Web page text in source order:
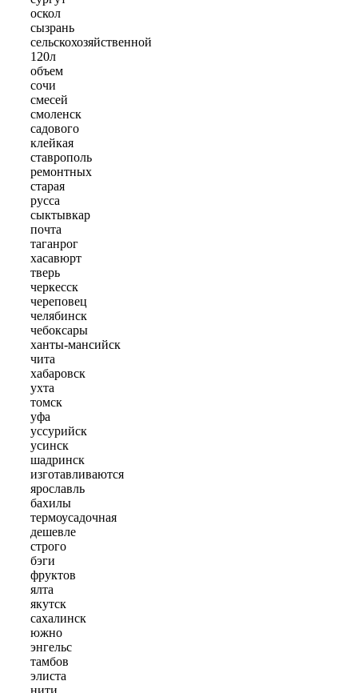
оскол
сызрань
сельскохозяйственной
120л
объем
сочи
смесей
смоленск
садового
клейкая
ставрополь
ремонтных
старая
русса
сыктывкар
почта
таганрог
хасавюрт
тверь
черкесск
череповец
челябинск
чебоксары
ханты-мансийск
чита
хабаровск
ухта
томск
уфа
уссурийск
усинск
шадринск
изготавливаются
ярославль
бахилы
термоусадочная
дешевле
строго
бэги
фруктов
ялта
якутск
сахалинск
южно
энгельс
тамбов
элиста
нити